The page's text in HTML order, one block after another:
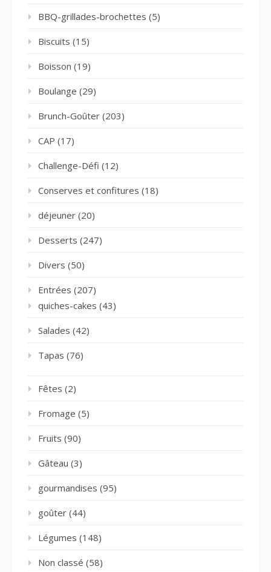
BBQ-grillades-brochettes (5)
Biscuits (15)
Boisson (19)
Boulange (29)
Brunch-Goûter (203)
CAP (17)
Challenge-Défi (12)
Conserves et confitures (18)
déjeuner (20)
Desserts (247)
Divers (50)
Entrées (207)
quiches-cakes (43)
Salades (42)
Tapas (76)
Fêtes (2)
Fromage (5)
Fruits (90)
Gâteau (3)
gourmandises (95)
goûter (44)
Légumes (148)
Non classé (58)